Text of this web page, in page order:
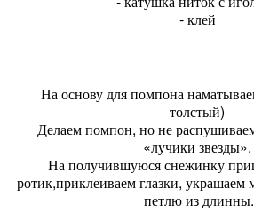
- клей
На основу для помпона
толстый)
Делаем помпон, но не
«лучики звезды».
На получившуюся снежинку
ротик,приклеиваем глазки,
петлю из длинны.